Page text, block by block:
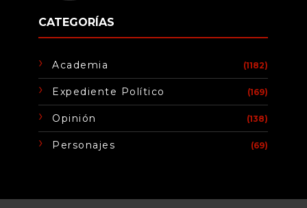
CATEGORÍAS
Academia (1182)
Expediente Político (169)
Opinión (138)
Personajes (69)